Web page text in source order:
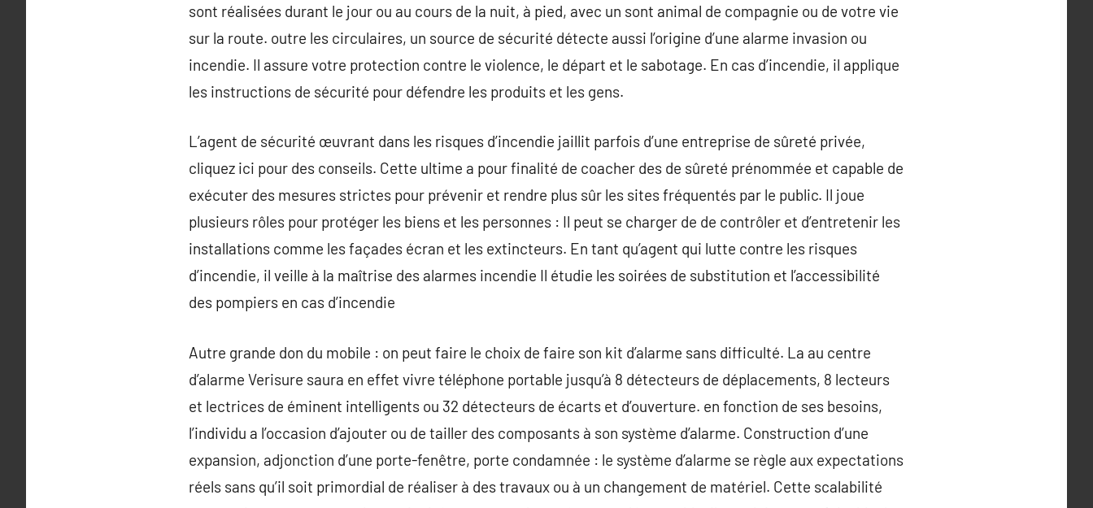
sont réalisées durant le jour ou au cours de la nuit, à pied, avec un sont animal de compagnie ou de votre vie
sur la route. outre les circulaires, un source de sécurité détecte aussi l’origine d’une alarme invasion ou
incendie. Il assure votre protection contre le violence, le départ et le sabotage. En cas d’incendie, il applique
les instructions de sécurité pour défendre les produits et les gens.
L’agent de sécurité œuvrant dans les risques d’incendie jaillit parfois d’une entreprise de sûreté privée,
cliquez ici pour des conseils. Cette ultime a pour finalité de coacher des de sûreté prénommée et capable de
exécuter des mesures strictes pour prévenir et rendre plus sûr les sites fréquentés par le public. Il joue
plusieurs rôles pour protéger les biens et les personnes : Il peut se charger de de contrôler et d’entretenir les
installations comme les façades écran et les extincteurs. En tant qu’agent qui lutte contre les risques
d’incendie, il veille à la maîtrise des alarmes incendie Il étudie les soirées de substitution et l’accessibilité
des pompiers en cas d’incendie
Autre grande don du mobile : on peut faire le choix de faire son kit d’alarme sans difficulté. La au centre
d’alarme Verisure saura en effet vivre téléphone portable jusqu’à 8 détecteurs de déplacements, 8 lecteurs
et lectrices de éminent intelligents ou 32 détecteurs de écarts et d’ouverture. en fonction de ses besoins,
l’individu a l’occasion d’ajouter ou de tailler des composants à son système d’alarme. Construction d’une
expansion, adjonction d’une porte-fenêtre, porte condamnée : le système d’alarme se règle aux expectations
réels sans qu’il soit primordial de réaliser à des travaux ou à un changement de matériel. Cette scalabilité